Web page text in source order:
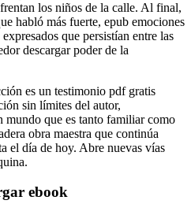
los niños de la calle. Al final,
habló más fuerte, epub emociones
que persistían entre las
descargar poder de la
es un testimonio pdf gratis
sin límites del autor,
mundo que es tanto familiar como
obra maestra que continúa
el día de hoy. Abre nuevas vías
ebook